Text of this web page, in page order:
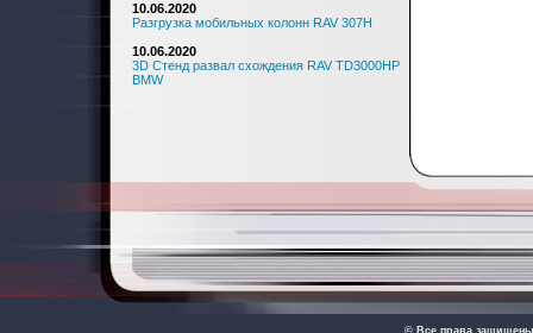
10.06.2020
Разгрузка мобильных колонн RAV 307H
10.06.2020
3D Стенд развал схождения RAV TD3000HP
BMW
© Все права защищены